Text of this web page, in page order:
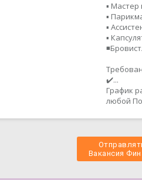
▪️
▪️
▪️
▪️
✔️...
График
любой
Вакансия